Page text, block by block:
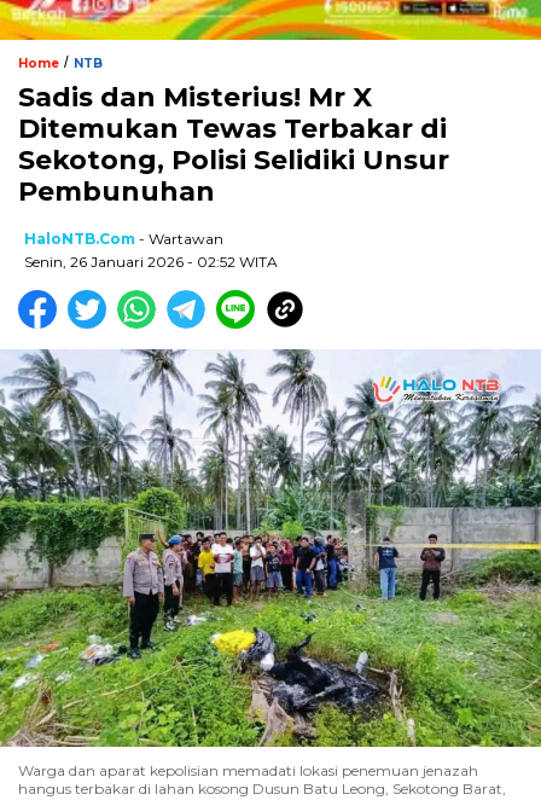
Home / NTB
Sadis dan Misterius! Mr X
Ditemukan Tewas Terbakar di
Sekotong, Polisi Selidiki Unsur
Pembunuhan
HaloNTB.com - Wartawan
Senin, 26 Januari 2026 - 02:52 WITA
Warga dan aparat kepolisian memadati lokasi penemuan jenazah
hangus terbakar di lahan kosong Dusun Batu Leong, Sekotong Barat,